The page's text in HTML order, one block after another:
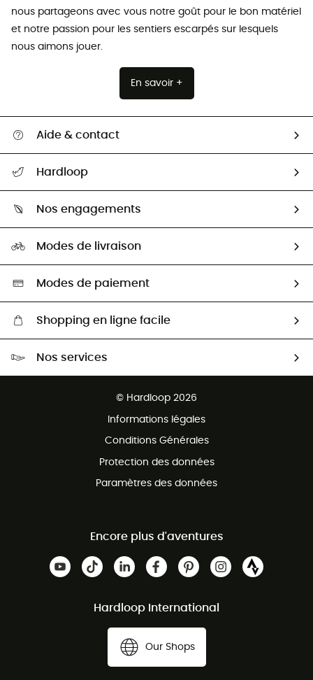
nous partageons avec vous notre goût pour le bon matériel
et notre passion pour les sentiers escarpés sur lesquels
nous aimons jouer.
En savoir +
Aide & contact
Guide des tailles
Seconde Main
Aide & Contact
Hardloop
HardGuides
Nos engagements
Sélection éco-responsable
Modes de livraison
Modes de paiement
Shopping en ligne facile
Nos services
© Hardloop 2026
Informations légales
Conditions Générales
Protection des données
Paramètres des données
Encore plus d'aventures
Hardloop International
Our Shops